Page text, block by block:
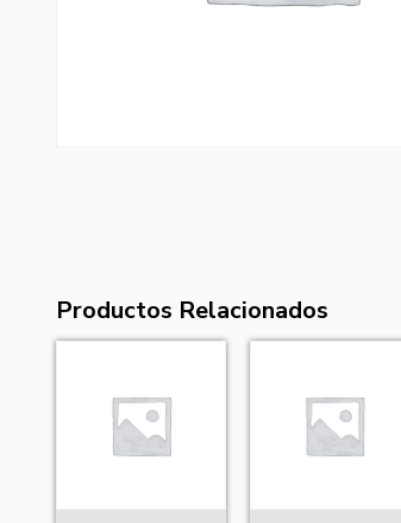
Productos Relacionados